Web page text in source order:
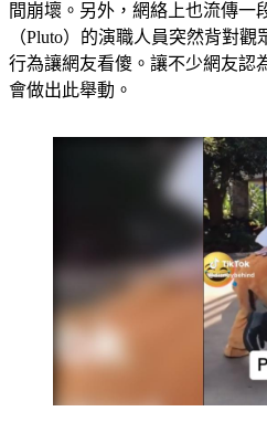
間崩壞。另外，網絡上也流傳一
（Pluto）的演職人員突然背對
行為讓網友看傻。讓不少網友認
會做出此舉動。